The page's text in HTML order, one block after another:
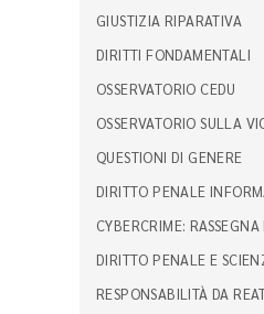
GIUSTIZIA RIPARATIVA
DIRITTI FONDAMENTALI
OSSERVATORIO CEDU
OSSERVATORIO SULLA
QUESTIONI DI GENERE
DIRITTO PENALE
CYBERCRIME:
DIRITTO PENALE E
RESPONSABILITÀ DA